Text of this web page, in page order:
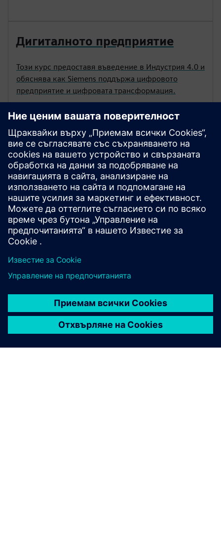
Дигиталното предприятие
Този курс предоставя въведение в Индустрия 4.0 и
обяснява как Siemens поддържа цифровото
предприятие и цифровата трансформация.
Инженерни преподаватели
Разгледайте нашата оферта, за да използвате
свободно нашия студентски инженерен софтуер,
съчетан с ресурси за обучение и напълно
персонализируеми учебни програми,
предназначени за нуждите на вашата класна стая.